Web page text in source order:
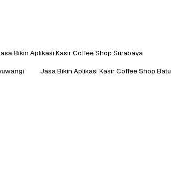
Bikin Aplikasi Kasir Coffee Shop Surabaya
Jasa Bikin Aplikasi Kasir Coffee Shop Batu